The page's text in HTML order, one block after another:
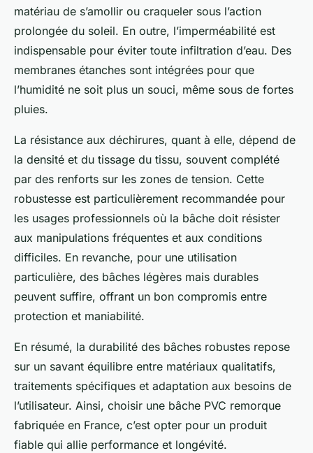
matériau de s’amollir ou craqueler sous l’action
prolongée du soleil. En outre, l’imperméabilité est
indispensable pour éviter toute infiltration d’eau. Des
membranes étanches sont intégrées pour que
l’humidité ne soit plus un souci, même sous de fortes
pluies.
La résistance aux déchirures, quant à elle, dépend de
la densité et du tissage du tissu, souvent complété
par des renforts sur les zones de tension. Cette
robustesse est particulièrement recommandée pour
les usages professionnels où la bâche doit résister
aux manipulations fréquentes et aux conditions
difficiles. En revanche, pour une utilisation
particulière, des bâches légères mais durables
peuvent suffire, offrant un bon compromis entre
protection et maniabilité.
En résumé, la durabilité des bâches robustes repose
sur un savant équilibre entre matériaux qualitatifs,
traitements spécifiques et adaptation aux besoins de
l’utilisateur. Ainsi, choisir une bâche PVC remorque
fabriquée en France, c’est opter pour un produit
fiable qui allie performance et longévité.